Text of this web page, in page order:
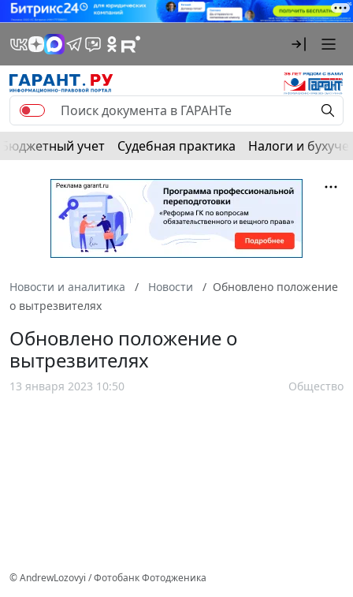
Бюджетный учет Судебная практика Налоги и
Новости и аналитика Новости
Обновлено положение
о вытрезвителях
Обновлено положение о
вытрезвителях
13 января 2023 10:50 Общество
© AndrewLozovyi / Фотобанк Фотодженика